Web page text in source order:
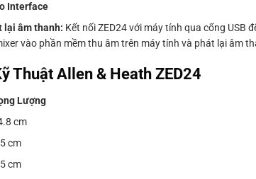
Interface
lại âm thanh: Kết nối ZED24 với máy tính qua cổng USB
vào phần mềm thu âm trên máy tính và phát lại âm
Thuật Allen & Heath ZED24
Lượng
cm
cm
cm